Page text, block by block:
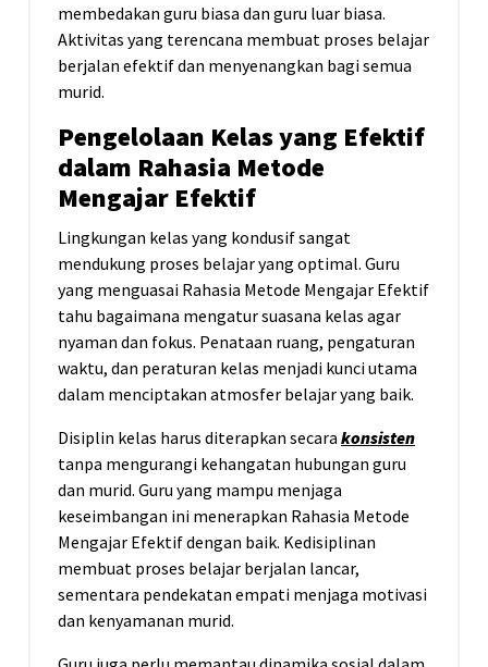
membedakan guru biasa dan guru luar biasa.
Aktivitas yang terencana membuat proses belajar
berjalan efektif dan menyenangkan bagi semua
murid.
Pengelolaan Kelas yang Efektif
dalam Rahasia Metode
Mengajar Efektif
Lingkungan kelas yang kondusif sangat
mendukung proses belajar yang optimal. Guru
yang menguasai Rahasia Metode Mengajar Efektif
tahu bagaimana mengatur suasana kelas agar
nyaman dan fokus. Penataan ruang, pengaturan
waktu, dan peraturan kelas menjadi kunci utama
dalam menciptakan atmosfer belajar yang baik.
Disiplin kelas harus diterapkan secara konsisten
tanpa mengurangi kehangatan hubungan guru
dan murid. Guru yang mampu menjaga
keseimbangan ini menerapkan Rahasia Metode
Mengajar Efektif dengan baik. Kedisiplinan
membuat proses belajar berjalan lancar,
sementara pendekatan empati menjaga motivasi
dan kenyamanan murid.